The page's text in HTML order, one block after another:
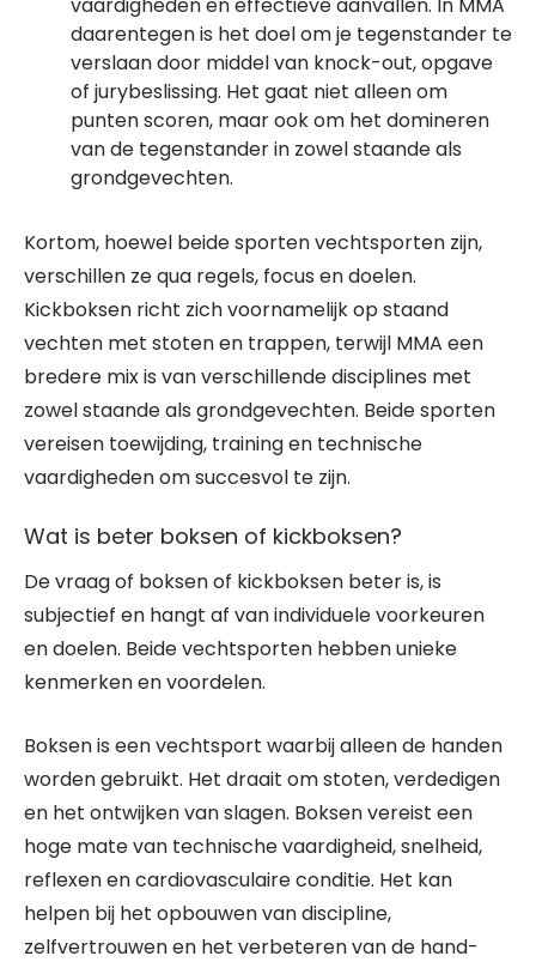
daarentegen is het doel om je tegenstander te
verslaan door middel van knock-out, opgave
of jurybeslissing. Het gaat niet alleen om
punten scoren, maar ook om het domineren
van de tegenstander in zowel staande als
grondgevechten.
Kortom, hoewel beide sporten vechtsporten zijn,
verschillen ze qua regels, focus en doelen.
Kickboksen richt zich voornamelijk op staand
vechten met stoten en trappen, terwijl MMA een
bredere mix is van verschillende disciplines met
zowel staande als grondgevechten. Beide sporten
vereisen toewijding, training en technische
vaardigheden om succesvol te zijn.
Wat is beter boksen of kickboksen?
De vraag of boksen of kickboksen beter is, is
subjectief en hangt af van individuele voorkeuren
en doelen. Beide vechtsporten hebben unieke
kenmerken en voordelen.
Boksen is een vechtsport waarbij alleen de handen
worden gebruikt. Het draait om stoten, verdedigen
en het ontwijken van slagen. Boksen vereist een
hoge mate van technische vaardigheid, snelheid,
reflexen en cardiovasculaire conditie. Het kan
helpen bij het opbouwen van discipline,
zelfvertrouwen en het verbeteren van de hand-